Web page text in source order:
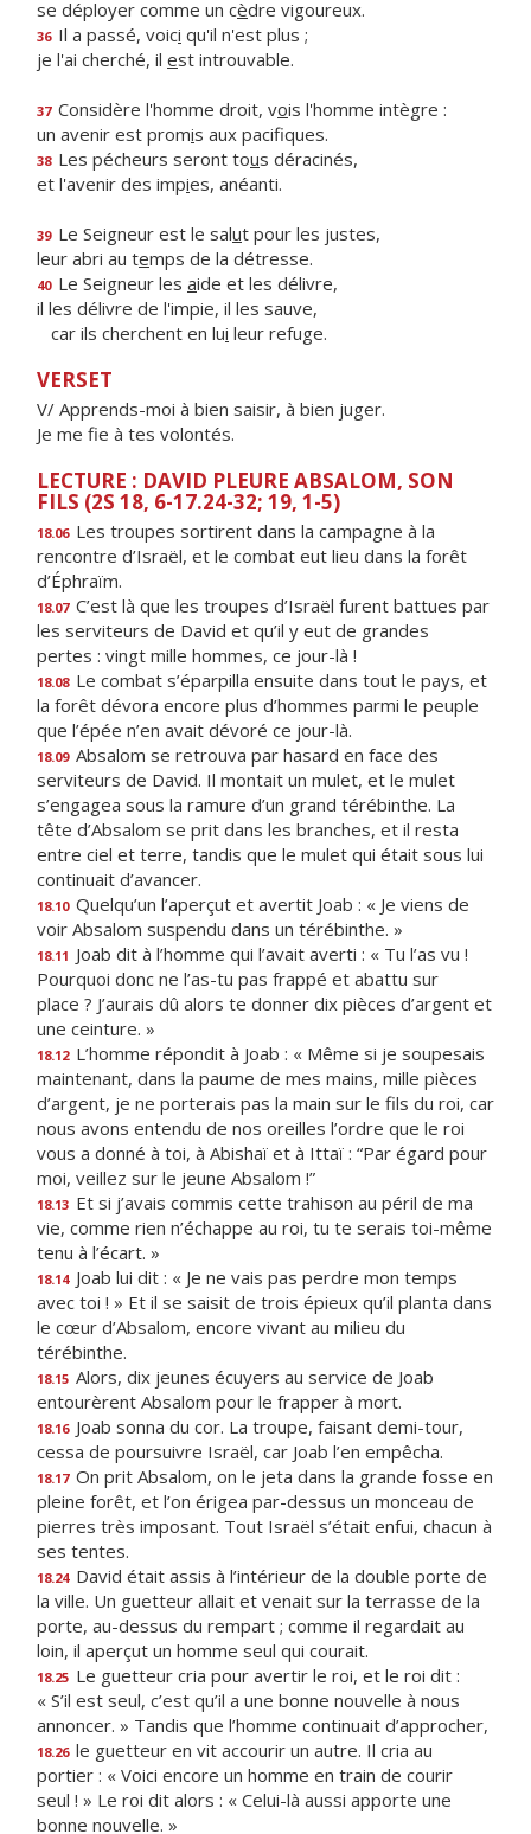
se déployer comme un cèdre vigoureux.
36 Il a passé, voici qu'il n'est plus ;
je l'ai cherché, il est introuvable.
37 Considère l'homme droit, vois l'homme intègre :
un avenir est promis aux pacifiques.
38 Les pécheurs seront tous déracinés,
et l'avenir des impies, anéanti.
39 Le Seigneur est le salut pour les justes,
leur abri au temps de la détresse.
40 Le Seigneur les aide et les délivre,
il les délivre de l'impie, il les sauve,
car ils cherchent en lui leur refuge.
VERSET
V/ Apprends-moi à bien saisir, à bien juger.
Je me fie à tes volontés.
LECTURE : DAVID PLEURE ABSALOM, SON
FILS (2S 18, 6-17.24-32; 19, 1-5)
18.06 Les troupes sortirent dans la campagne à la
rencontre d’Israël, et le combat eut lieu dans la forêt
d’Éphraïm.
18.07 C’est là que les troupes d’Israël furent battues par
les serviteurs de David et qu’il y eut de grandes
pertes : vingt mille hommes, ce jour-là !
18.08 Le combat s’éparpilla ensuite dans tout le pays, et
la forêt dévora encore plus d’hommes parmi le peuple
que l’épée n’en avait dévoré ce jour-là.
18.09 Absalom se retrouva par hasard en face des
serviteurs de David. Il montait un mulet, et le mulet
s’engagea sous la ramure d’un grand térébinthe. La
tête d’Absalom se prit dans les branches, et il resta
entre ciel et terre, tandis que le mulet qui était sous lui
continuait d’avancer.
18.10 Quelqu’un l’aperçut et avertit Joab : « Je viens de
voir Absalom suspendu dans un térébinthe. »
18.11 Joab dit à l’homme qui l’avait averti : « Tu l’as vu !
Pourquoi donc ne l’as-tu pas frappé et abattu sur
place ? J’aurais dû alors te donner dix pièces d’argent et
une ceinture. »
18.12 L’homme répondit à Joab : « Même si je soupesais
maintenant, dans la paume de mes mains, mille pièces
d’argent, je ne porterais pas la main sur le fils du roi, car
nous avons entendu de nos oreilles l’ordre que le roi
vous a donné à toi, à Abishaï et à Ittaï : “Par égard pour
moi, veillez sur le jeune Absalom !”
18.13 Et si j’avais commis cette trahison au péril de ma
vie, comme rien n’échappe au roi, tu te serais toi-même
tenu à l’écart. »
18.14 Joab lui dit : « Je ne vais pas perdre mon temps
avec toi ! » Et il se saisit de trois épieux qu’il planta dans
le cœur d’Absalom, encore vivant au milieu du
térébinthe.
18.15 Alors, dix jeunes écuyers au service de Joab
entourèrent Absalom pour le frapper à mort.
18.16 Joab sonna du cor. La troupe, faisant demi-tour,
cessa de poursuivre Israël, car Joab l’en empêcha.
18.17 On prit Absalom, on le jeta dans la grande fosse en
pleine forêt, et l’on érigea par-dessus un monceau de
pierres très imposant. Tout Israël s’était enfui, chacun à
ses tentes.
18.24 David était assis à l’intérieur de la double porte de
la ville. Un guetteur allait et venait sur la terrasse de la
porte, au-dessus du rempart ; comme il regardait au
loin, il aperçut un homme seul qui courait.
18.25 Le guetteur cria pour avertir le roi, et le roi dit :
« S’il est seul, c’est qu’il a une bonne nouvelle à nous
annoncer. » Tandis que l’homme continuait d’approcher,
18.26 le guetteur en vit accourir un autre. Il cria au
portier : « Voici encore un homme en train de courir
seul ! » Le roi dit alors : « Celui-là aussi apporte une
bonne nouvelle. »